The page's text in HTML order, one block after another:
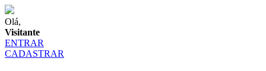
Olá,
Visitante
ENTRAR
CADASTRAR